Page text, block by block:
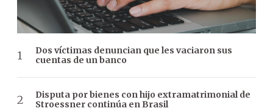
Dos víctimas denuncian que les vaciaron sus
cuentas de un banco
Disputa por bienes con hijo extramatrimonial de
Stroessner continúa en Brasil